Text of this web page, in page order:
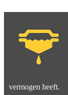
vermogen heeft.